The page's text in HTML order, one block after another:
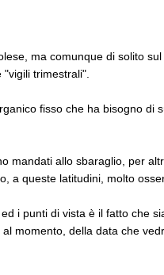
ma comunque di solito
trimestrali".
fisso che ha bisogno di
mandati allo sbaraglio, per
a queste latitudini, molto
i punti di vista è il fatto che
momento, della data che